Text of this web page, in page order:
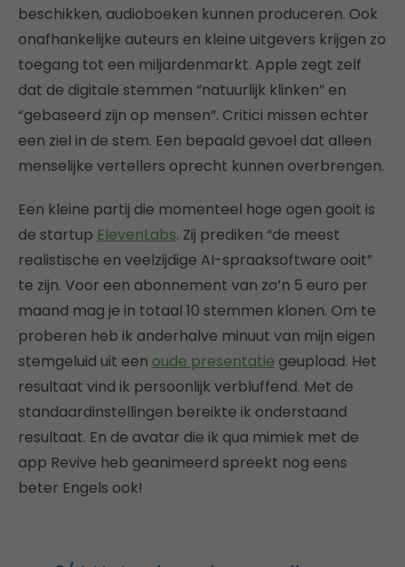
beschikken, audioboeken kunnen produceren. Ook
onafhankelijke auteurs en kleine uitgevers krijgen zo
toegang tot een miljardenmarkt. Apple zegt zelf
dat de digitale stemmen “natuurlijk klinken” en
“gebaseerd zijn op mensen”. Critici missen echter
een ziel in de stem. Een bepaald gevoel dat alleen
menselijke vertellers oprecht kunnen overbrengen.
Een kleine partij die momenteel hoge ogen gooit is
de startup ElevenLabs. Zij prediken “de meest
realistische en veelzijdige AI-spraaksoftware ooit”
te zijn. Voor een abonnement van zo’n 5 euro per
maand mag je in totaal 10 stemmen klonen. Om te
proberen heb ik anderhalve minuut van mijn eigen
stemgeluid uit een oude presentatie geupload. Het
resultaat vind ik persoonlijk verbluffend. Met de
standaardinstellingen bereikte ik onderstaand
resultaat. En de avatar die ik qua mimiek met de
app Revive heb geanimeerd spreekt nog eens
beter Engels ook!